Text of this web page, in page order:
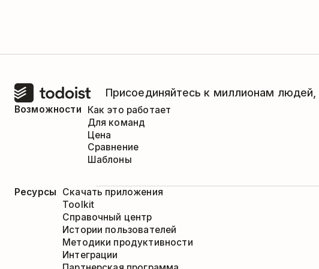
Присоединяйтесь к миллионам
Возможности
Как это работает
Для команд
Цена
Сравнение
Шаблоны
Ресурсы
Скачать приложения
Toolkit
Справочный центр
Истории пользователей
Методики продуктивности
Интеграции